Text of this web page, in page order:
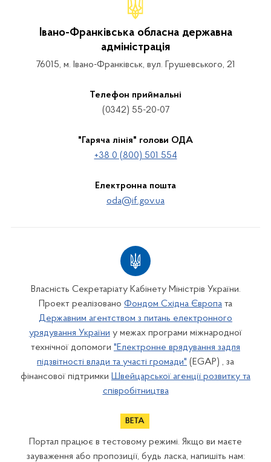
Івано-Франківська обласна державна
адміністрація
76015, м. Івано-Франківськ, вул. Грушевського, 21
Телефон приймальні
(0342) 55-20-07
"Гаряча лінія" голови ОДА
+38 0 (800) 501 554
Електронна пошта
oda@if.gov.ua
Власність Секретаріату Кабінету Міністрів України.
Проект реалізовано Фондом Східна Європа та
Державним агентством з питань електронного
урядування України у межах програми міжнародної
технічної допомоги "Електронне врядування задля
підзвітності влади та участі громади" (EGAP) , за
фінансової підтримки Швейцарської агенції розвитку та
співробітництва
Портал працює в тестовому режимі. Якщо ви маєте
зауваження або пропозиції, будь ласка, напишіть нам: